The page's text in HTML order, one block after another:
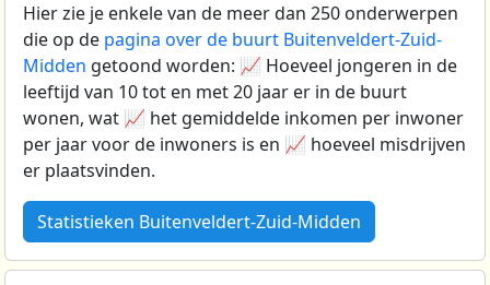
Hier zie je enkele van de meer dan 250 onderwerpen
die op de pagina over de buurt Buitenveldert-Zuid-
Midden getoond worden: 📈 Hoeveel jongeren in de
leeftijd van 10 tot en met 20 jaar er in de buurt
wonen, wat 📈 het gemiddelde inkomen per inwoner
per jaar voor de inwoners is en 📈 hoeveel misdrijven
er plaatsvinden.
Statistieken Buitenveldert-Zuid-Midden